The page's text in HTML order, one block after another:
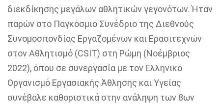
διεκδίκησης μεγάλων αθλητικών γεγονότων. Ήταν
παρών στο Παγκόσμιο Συνέδριο της Διεθνούς
Συνομοσπονδίας Εργαζομένων και Ερασιτεχνών
στον Αθλητισμό (CSIT) στη Ρώμη (Νοέμβριος
2022), όπου σε συνεργασία με τον Ελληνικό
Οργανισμό Εργασιακής Άθλησης και Υγείας
συνέβαλε καθοριστικά στην ανάληψη των 8ων